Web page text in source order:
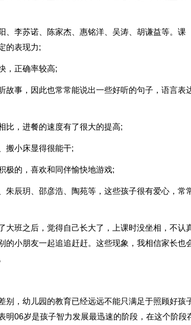
、李苏诺、陈家杰、惠铭洋、吴涛、胡谦益等。课
的表现力;
，正确率较高;
故事，因此也常常能说出一些好听的句子，语言表
比，进餐的速度有了很大的提高;
搬小床显得很能干;
极的，喜欢和同伴愉快地游戏;
辰玥、邵彦浩、陶苑等，这些孩子很有爱心，常
大班之后，觉得自己长大了，上课时没坐相，不认
的小朋友一起追追赶赶。这些现象，我相信家长也
，幼儿园的教育已经远远不能只满足于照顾好孩
明06岁是孩子智力发展最迅速的阶段，在这个阶段